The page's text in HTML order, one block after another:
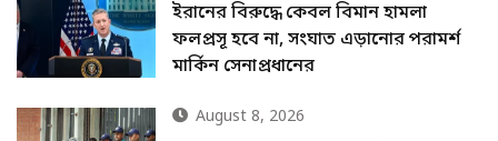
ইরানের বিরুদ্ধে কেবল বিমান হামলা
ফলপ্রসূ হবে না, সংঘাত এড়ানোর পরামর্শ
মার্কিন সেনাপ্রধানের
August 8, 2026